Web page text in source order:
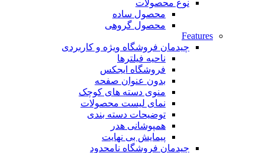
نوع محصولات
محصول ساده
محصول گروهی
Features
چیدمان فروشگاه ویژه و کاربردی
ناحیه فیلترها
فروشگاه ایجکس
بدون عنوان صفحه
منوی دسته های کوچک
نمای لیست محصولات
توضیحات دسته بندی
همپوشانی هدر
پیمایش بی نهایت
چیدمان فروشگاه نامحدود